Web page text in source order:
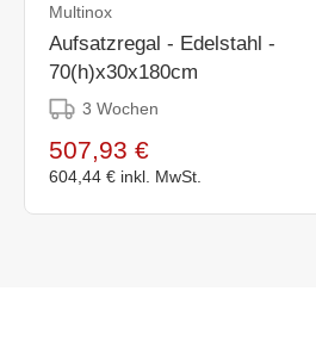
Multinox
Aufsatzregal - Edelstahl -
70(h)x30x180cm
3 Wochen
507,93 €
604,44 € inkl. MwSt.